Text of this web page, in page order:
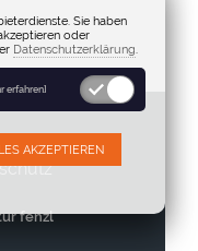
fenzl
Sie haben
oder
Datenschutzerklärung.
erfahren]
AKZEPTIEREN